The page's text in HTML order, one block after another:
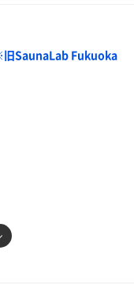
リ感が
た。
う
旧SaunaLab Fukuoka
在。